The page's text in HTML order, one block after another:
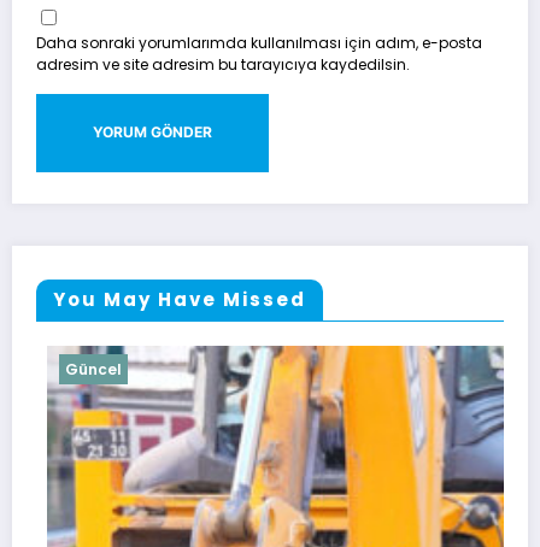
Daha sonraki yorumlarımda kullanılması için adım, e-posta
adresim ve site adresim bu tarayıcıya kaydedilsin.
You May Have Missed
Güncel